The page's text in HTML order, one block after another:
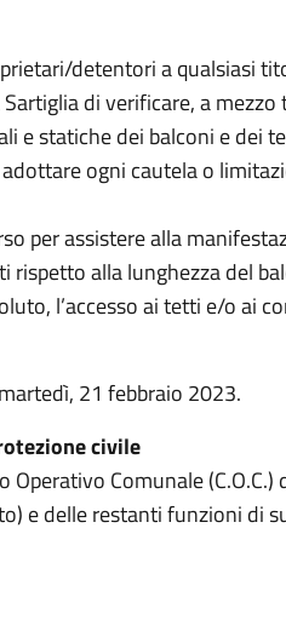
detentori a qualsiasi
di verificare, a
e statiche dei balconi e dei
ogni cautela o
per assistere alla
alla lunghezza del
l’accesso ai tetti e/o ai
21 febbraio 2023.
civile
Comunale
e delle restanti funzioni di